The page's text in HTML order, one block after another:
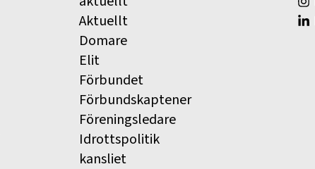
Aktuellt
Domare
Elit
Förbundet
Förbundskaptener
Föreningsledare
Idrottspolitik
kansliet